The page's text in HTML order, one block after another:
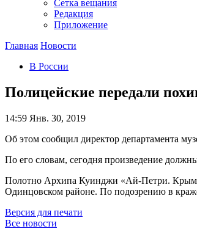
Сетка вещания
Редакция
Приложение
Главная Новости
В России
Полицейские передали
14:59 Янв. 30, 2019
Об этом сообщил директор департамента
По его словам, сегодня произведение
Полотно Архипа Куинджи «Ай-Петри. Крым»
Одинцовском районе. По подозрению в
Версия для печати
Все новости